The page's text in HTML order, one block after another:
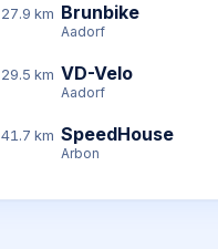
27.9 km Brunbike
Aadorf
29.5 km VD-Velo
Aadorf
41.7 km SpeedHouse
Arbon